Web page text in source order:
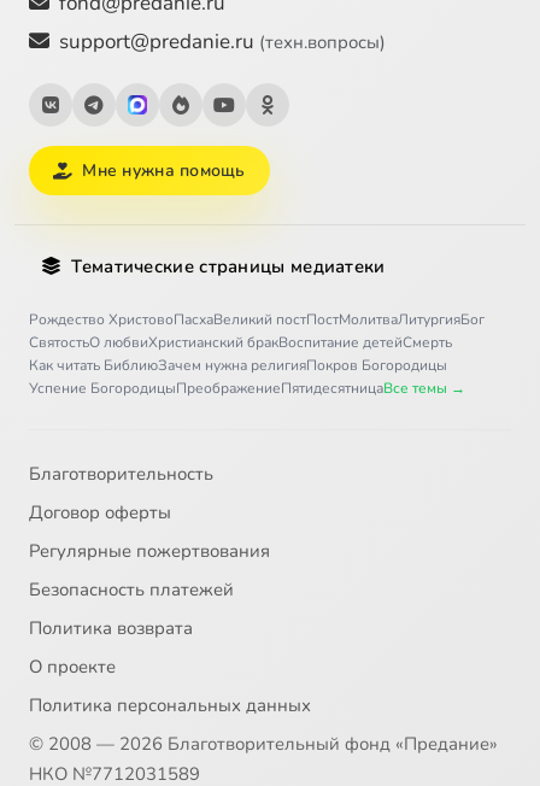
support@predanie.ru (техн.вопросы)
Мне нужна помощь
Тематические страницы медиатеки
Рождество ХристовоПасхаВеликий постПостМолитваЛитургияБог
СвятостьО любвиХристианский бракВоспитание детейСмерть
Как читать БиблиюЗачем нужна религияПокров Богородицы
Успение БогородицыПреображениеПятидесятницаВсе темы →
Благотворительность
Договор оферты
Регулярные пожертвования
Безопасность платежей
Политика возврата
О проекте
Политика персональных данных
© 2008 — 2026 Благотворительный фонд «Предание»
НКО №7712031589